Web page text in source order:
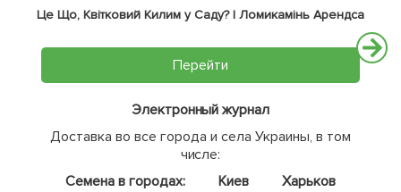
Це Що, Квітковий Килим у Саду? | Ломикамінь Арендса
Перейти
Электронный журнал
Доставка во все города и села Украины, в том
числе:
Семена в городах:
Киев
Харьков